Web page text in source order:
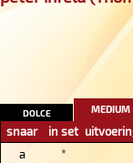
dolce medium
snaar in set
a
*